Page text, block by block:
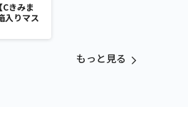
Cきみま
入りマス
もっと見る